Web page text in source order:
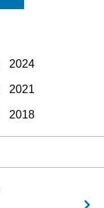
2024
2021
2018
2015
2012